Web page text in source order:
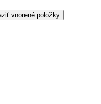
vnorené položky